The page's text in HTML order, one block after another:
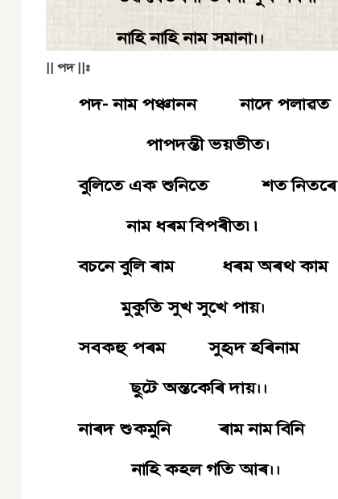
নাহি নাহি নাম সমানা।।
|| পদ ||:
পদ- নাম পঞ্চানন নাদে পলাৱত
পাপদন্তী ভয়ভীত।
বুলিতে এক শুনিতে শত নিতৰে
নাম ধৰম বিপৰীত৷৷
বচনে বুলি ৰাম ধৰম অৰথ কাম
মুকুতি সুখ সুখে পায়।
সবকহু পৰম সুহৃদ হৰিনাম
ছুটে অন্তকেৰি দায়।।
নাৰদ শুকমুনি ৰাম নাম বিনি
নাহি কহল গতি আৰ।।